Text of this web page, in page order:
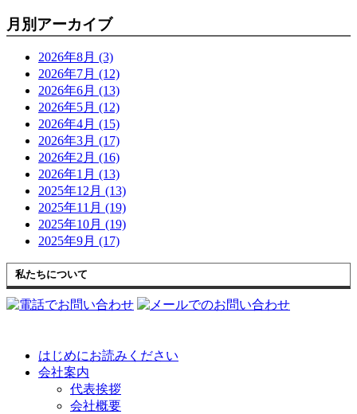
月別アーカイブ
2026年8月 (3)
2026年7月 (12)
2026年6月 (13)
2026年5月 (12)
2026年4月 (15)
2026年3月 (17)
2026年2月 (16)
2026年1月 (13)
2025年12月 (13)
2025年11月 (19)
2025年10月 (19)
2025年9月 (17)
私たちについて
はじめにお読みください
会社案内
代表挨拶
会社概要